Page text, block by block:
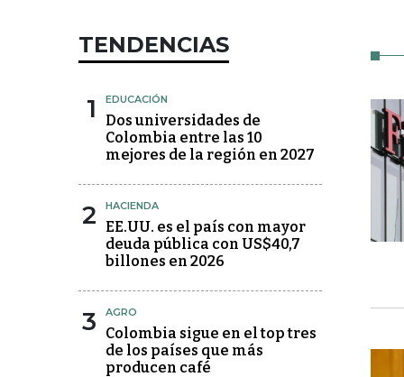
TENDENCIAS
1 EDUCACIÓN
Dos universidades de
Colombia entre las 10
mejores de la región en 2027
2 HACIENDA
EE.UU. es el país con mayor
deuda pública con US$40,7
billones en 2026
3 AGRO
Colombia sigue en el top tres
de los países que más
producen café